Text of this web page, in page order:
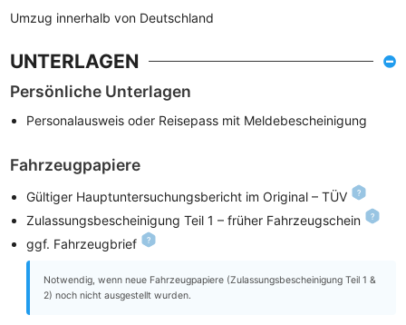
Umzug innerhalb von Deutschland
UNTERLAGEN
Persönliche Unterlagen
Personalausweis oder Reisepass mit Meldebescheinigung
Fahrzeugpapiere
Gültiger Hauptuntersuchungsbericht im Original – TÜV
Zulassungsbescheinigung Teil 1 – früher Fahrzeugschein
ggf. Fahrzeugbrief
Notwendig, wenn neue Fahrzeugpapiere (Zulassungsbescheinigung Teil 1 &
2) noch nicht ausgestellt wurden.